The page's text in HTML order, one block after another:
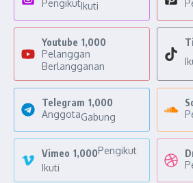
PengikutIkuti
Youtube 1,000
Pelanggan
Berlangganan
Telegram 1,000
AnggotaGabung
Vimeo 1,000Pengikut
Ikuti